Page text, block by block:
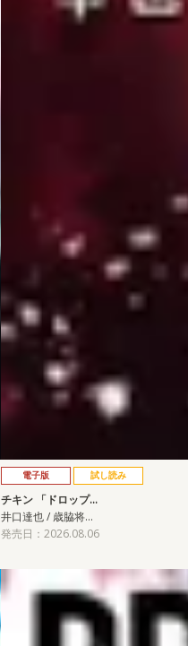
電子版 試し読み
チキン 「ドロップ…
井口達也 / 歳脇将…
発売日：2026.08.06